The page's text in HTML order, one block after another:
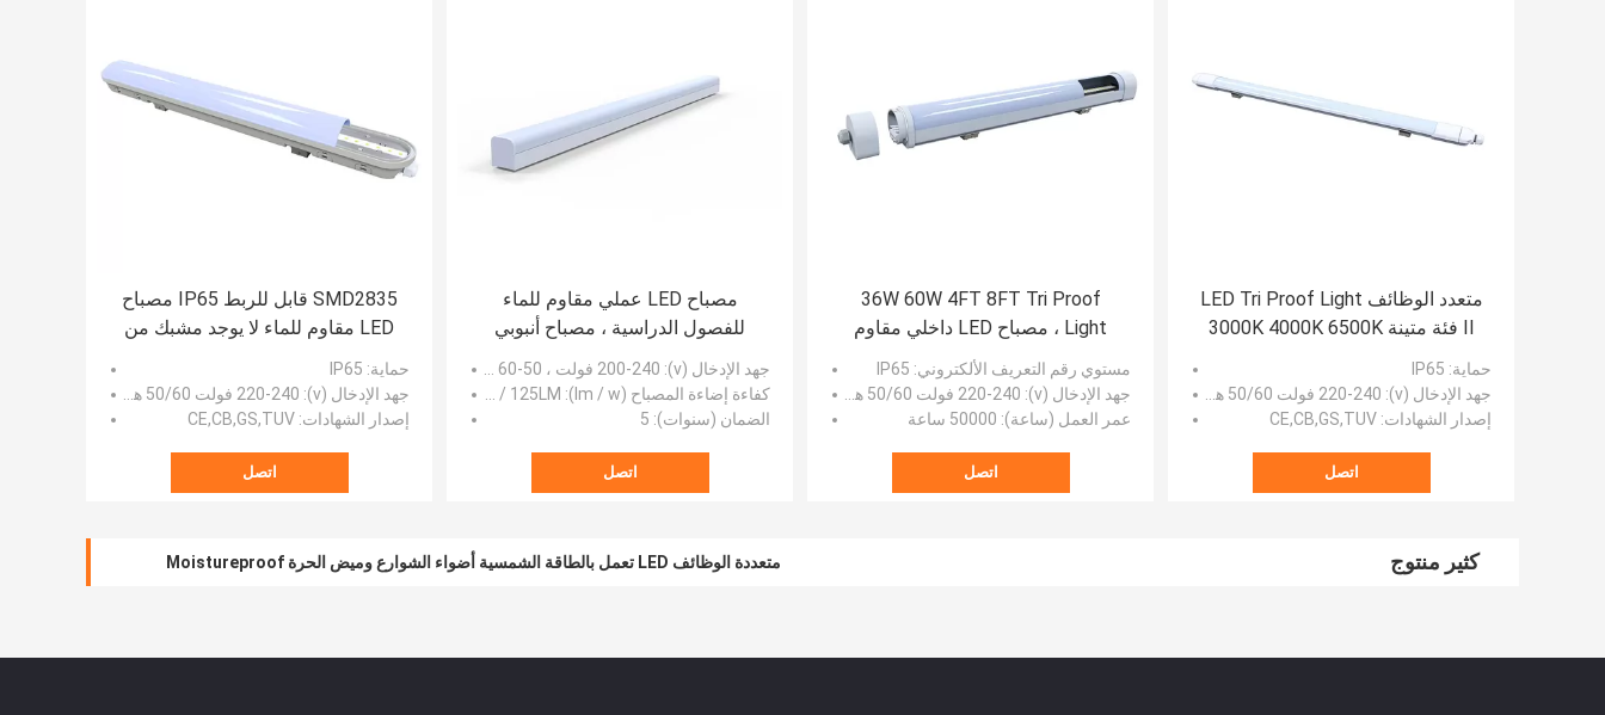
SMD2835 قابل للربط IP65 مصباح
LED مقاوم للماء لا يوجد مشبك من
حماية: IP65
جهد الإدخال (v)
: 220-240 فولت 50/60 هرتز
إصدار الشهادات: CE,CB,GS,TUV
اتصل
مصباح LED عملي مقاوم للماء
للفصول الدراسية ، مصباح أنبوبي
متعدد الوظائف
جهد الإدخال (v)
: 200-240 فولت ، 50-60 هرتز
كفاءة إضاءة المصباح (lm / w)
: 125LM / واط
الضمان (سنوات): 5
اتصل
36W 60W 4FT 8FT Tri Proof
Light ، مصباح LED داخلي مقاوم
للماء
مستوي رقم التعريف الألكتروني: IP65
جهد الإدخال (v)
: 220-240 فولت 50/60 هرتز
عمر العمل (ساعة): 50000 ساعة
اتصل
متعدد الوظائف LED Tri Proof Light
II فئة متينة 3000K 4000K 6500K
حماية: IP65
جهد الإدخال (v)
: 220-240 فولت 50/60 هرتز
إصدار الشهادات: CE,CB,GS,TUV
اتصل
كثير منتوج متعددة الوظائف LED تعمل بالطاقة الشمسية أضواء الشوارع وميض الحرة Moistureproof